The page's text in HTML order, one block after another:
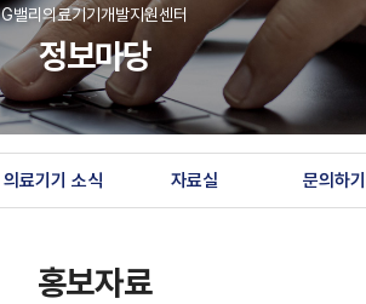
G밸리의료기기개발지원센터
정보마당
의료기기 소식 자료실 문의하기
홍보자료